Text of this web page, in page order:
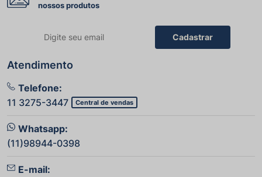
nossos produtos
Cadastrar
Atendimento
Telefone:
11 3275-3447
Central de vendas
Whatsapp:
(11)98944-0398
E-mail: